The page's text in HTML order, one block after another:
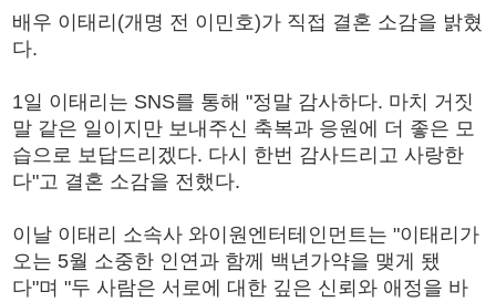
배우 이태리(개명 전 이민호)가 직접 결혼 소감을 밝혔
다.
1일 이태리는 SNS를 통해 "정말 감사하다. 마치 거짓
말 같은 일이지만 보내주신 축복과 응원에 더 좋은 모
습으로 보답드리겠다. 다시 한번 감사드리고 사랑한
다"고 결혼 소감을 전했다.
이날 이태리 소속사 와이원엔터테인먼트는 "이태리가
오는 5월 소중한 인연과 함께 백년가약을 맺게 됐
다"며 "두 사람은 서로에 대한 깊은 신뢰와 애정을 바